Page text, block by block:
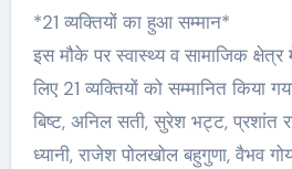
*21 व्यक्तियों का हुआ सम्मान*
इस मौके पर स्वास्थ्य व सामाजिक
लिए 21 व्यक्तियों को सम्मानित किया
बिष्ट, अनिल सती, सुरेश भट्ट, प्रशांत
ध्यानी, राजेश पोलखोल बहुगुणा, वैभव